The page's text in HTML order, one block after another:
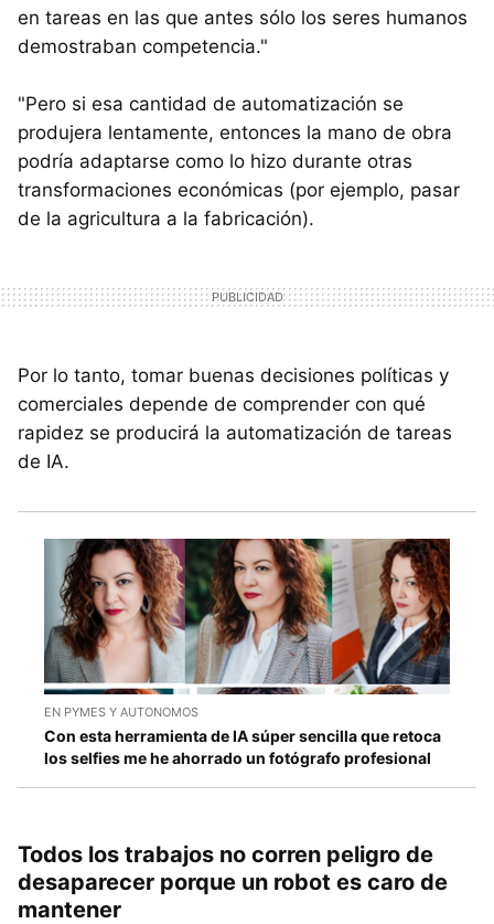
en tareas en las que antes sólo los seres humanos
demostraban competencia."
"Pero si esa cantidad de automatización se
produjera lentamente, entonces la mano de obra
podría adaptarse como lo hizo durante otras
transformaciones económicas (por ejemplo, pasar
de la agricultura a la fabricación).
Por lo tanto, tomar buenas decisiones políticas y
comerciales depende de comprender con qué
rapidez se producirá la automatización de tareas
de IA.
EN PYMES Y AUTONOMOS
Con esta herramienta de IA súper sencilla que retoca
los selfies me he ahorrado un fotógrafo profesional
Todos los trabajos no corren peligro de
desaparecer porque un robot es caro de
mantener